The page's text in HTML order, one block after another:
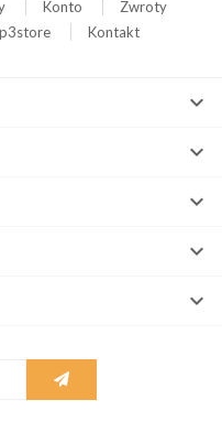
Konto
Zwroty
Kontakt




